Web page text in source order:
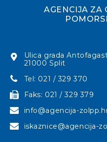
AGENCIJA ZA
Ulica grada
21000 Split
Tel: 021 / 329 370
Faks: 021 / 329 379
info@agencija-
iskaznice@agencija-